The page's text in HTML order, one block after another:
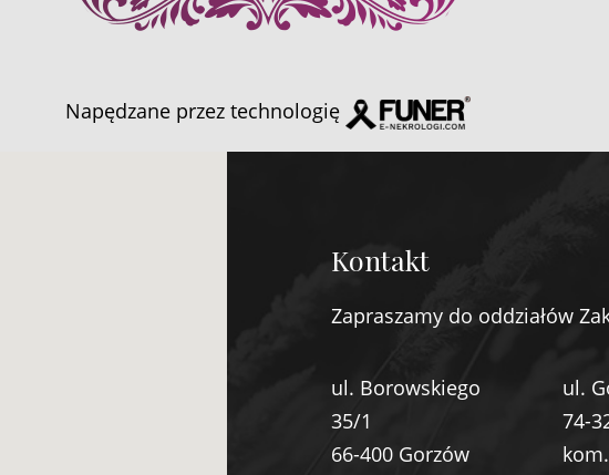
Napędzane przez technologię
Kontakt
Zapraszamy do oddziałów
ul. Borowskiego
35/1
66-400 Gorzów
ul.
74-